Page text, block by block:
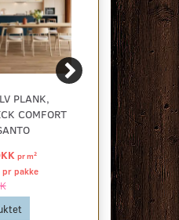
PLANK,
COMFORT
prm2
pr pakke
VINYLGULV
ZENN
55, PORTO
319,00
551,88 DKK pr
551,88 DKK
Se